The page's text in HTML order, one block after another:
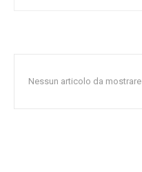
Nessun articolo da mostrare